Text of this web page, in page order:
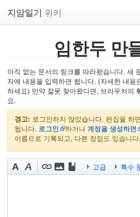
지암일기 위키
임한두 만
아직 없는 문서의 링크를 따라왔습니다. 새
자에 내용을 입력하면 됩니다. (자세한 내용
하세요) 만약 잘못 찾아왔다면, 브라우저의
요.
경고: 로그인하지 않았습니다. 편집을 하
됩니다. 로그인 하거나 계정을 생성하면
이름으로 기록되고, 다른 장점도 있습니다.
고급 특수